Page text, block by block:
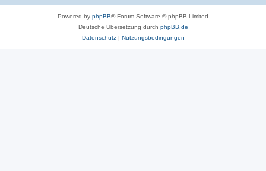
Powered by phpBB® Forum Software © phpBB Limited
Deutsche Übersetzung durch phpBB.de
Datenschutz| Nutzungsbedingungen